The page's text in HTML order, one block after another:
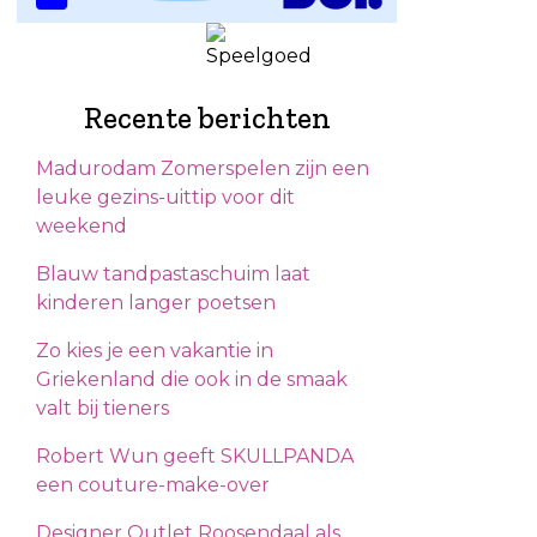
Recente berichten
Madurodam Zomerspelen zijn een
leuke gezins-uittip voor dit
weekend
Blauw tandpastaschuim laat
kinderen langer poetsen
Zo kies je een vakantie in
Griekenland die ook in de smaak
valt bij tieners
Robert Wun geeft SKULLPANDA
een couture-make-over